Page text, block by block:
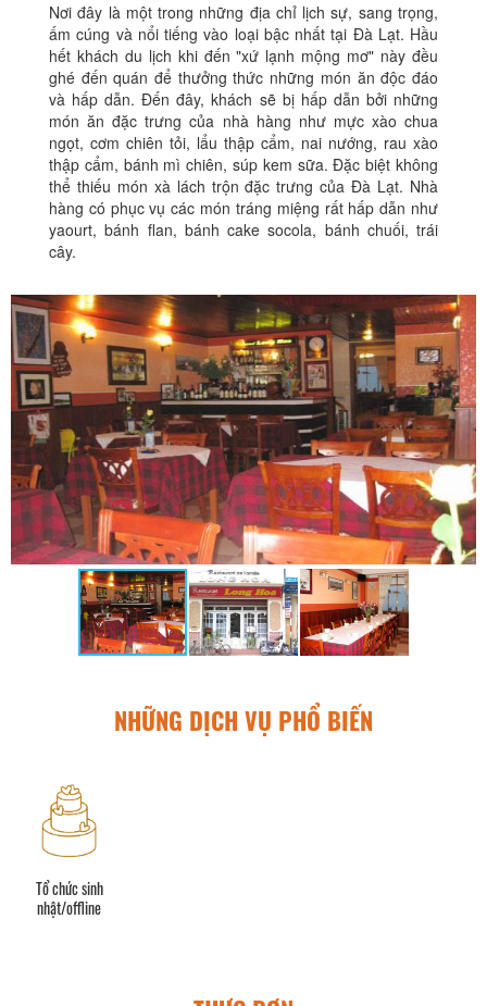
Nơi đây là một trong những địa chỉ lịch sự, sang trọng,
ấm cúng và nổi tiếng vào loại bậc nhất tại Đà Lạt. Hầu
hết khách du lịch khi đến "xứ lạnh mộng mơ" này đều
ghé đến quán để thưởng thức những món ăn độc đáo
và hấp dẫn. Đến đây, khách sẽ bị hấp dẫn bởi những
món ăn đặc trưng của nhà hàng như mực xào chua
ngọt, cơm chiên tỏi, lẩu thập cẩm, nai nướng, rau xào
thập cẩm, bánh mì chiên, súp kem sữa. Đặc biệt không
thể thiếu món xà lách trộn đặc trưng của Đà Lạt. Nhà
hàng có phục vụ các món tráng miệng rất hấp dẫn như
yaourt, bánh flan, bánh cake socola, bánh chuối, trái
cây.
NHỮNG DỊCH VỤ PHỔ BIẾN
Tổ chức sinh
nhật/offline